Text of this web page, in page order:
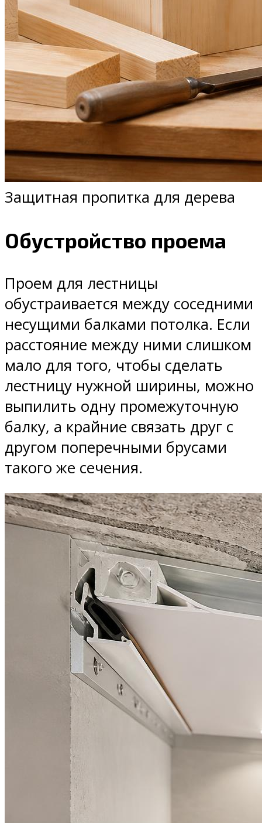
Защитная пропитка для дерева
Обустройство проема
Проем для лестницы
обустраивается между соседними
несущими балками потолка. Если
расстояние между ними слишком
мало для того, чтобы сделать
лестницу нужной ширины, можно
выпилить одну промежуточную
балку, а крайние связать друг с
другом поперечными брусами
такого же сечения.